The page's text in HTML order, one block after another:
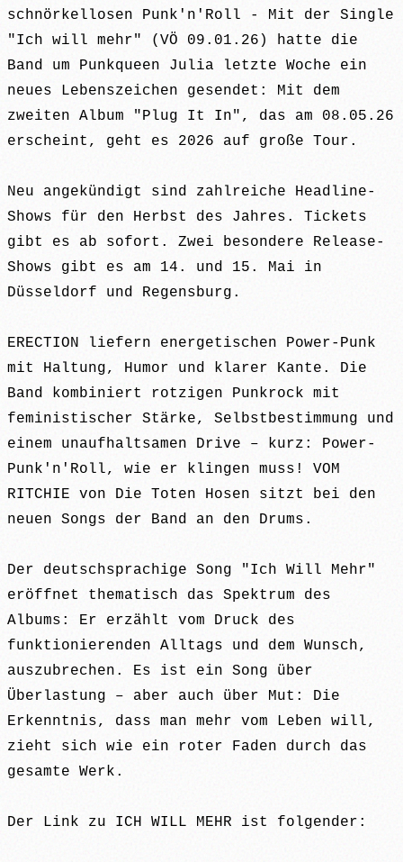
schnörkellosen Punk'n'Roll - Mit der Single
"Ich will mehr" (VÖ 09.01.26) hatte die
Band um Punkqueen Julia letzte Woche ein
neues Lebenszeichen gesendet: Mit dem
zweiten Album "Plug It In", das am 08.05.26
erscheint, geht es 2026 auf große Tour.
Neu angekündigt sind zahlreiche Headline-
Shows für den Herbst des Jahres. Tickets
gibt es ab sofort. Zwei besondere Release-
Shows gibt es am 14. und 15. Mai in
Düsseldorf und Regensburg.
ERECTION liefern energetischen Power-Punk
mit Haltung, Humor und klarer Kante. Die
Band kombiniert rotzigen Punkrock mit
feministischer Stärke, Selbstbestimmung und
einem unaufhaltsamen Drive – kurz: Power-
Punk'n'Roll, wie er klingen muss! VOM
RITCHIE von Die Toten Hosen sitzt bei den
neuen Songs der Band an den Drums.
Der deutschsprachige Song "Ich Will Mehr"
eröffnet thematisch das Spektrum des
Albums: Er erzählt vom Druck des
funktionierenden Alltags und dem Wunsch,
auszubrechen. Es ist ein Song über
Überlastung – aber auch über Mut: Die
Erkenntnis, dass man mehr vom Leben will,
zieht sich wie ein roter Faden durch das
gesamte Werk.
Der Link zu ICH WILL MEHR ist folgender: